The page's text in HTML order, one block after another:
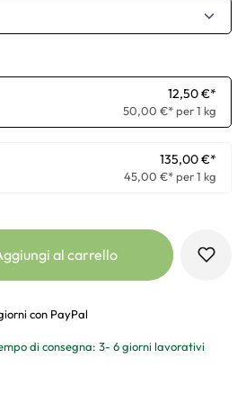
12,50 €*
50,00 €* per 1 kg
135,00 €*
45,00 €* per 1 kg
al carrello
con PayPal
di consegna: 3- 6 giorni lavorativi